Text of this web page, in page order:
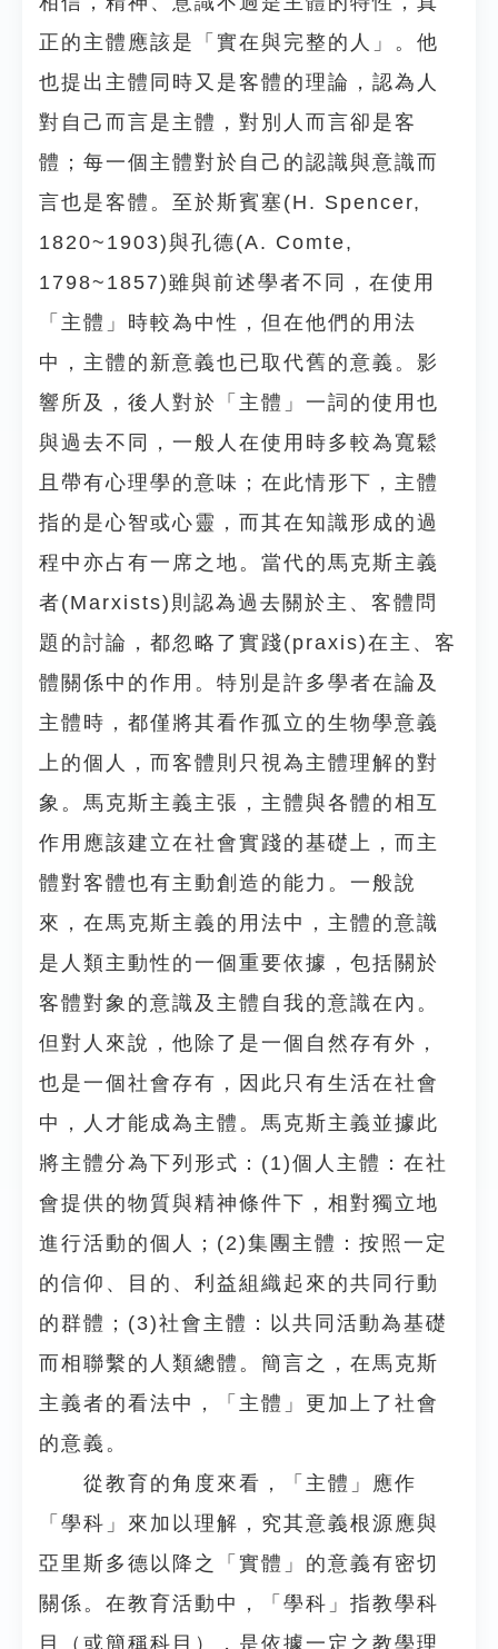
正的主體應該是「實在與完整的人」。他
也提出主體同時又是客體的理論，認為人
對自己而言是主體，對別人而言卻是客
體；每一個主體對於自己的認識與意識而
言也是客體。至於斯賓塞(H. Spencer,
1820~1903)與孔德(A. Comte,
1798~1857)雖與前述學者不同，在使用
「主體」時較為中性，但在他們的用法
中，主體的新意義也已取代舊的意義。影
響所及，後人對於「主體」一詞的使用也
與過去不同，一般人在使用時多較為寬鬆
且帶有心理學的意味；在此情形下，主體
指的是心智或心靈，而其在知識形成的過
程中亦占有一席之地。當代的馬克斯主義
者(Marxists)則認為過去關於主、客體問
題的討論，都忽略了實踐(praxis)在主、客
體關係中的作用。特別是許多學者在論及
主體時，都僅將其看作孤立的生物學意義
上的個人，而客體則只視為主體理解的對
象。馬克斯主義主張，主體與各體的相互
作用應該建立在社會實踐的基礎上，而主
體對客體也有主動創造的能力。一般說
來，在馬克斯主義的用法中，主體的意識
是人類主動性的一個重要依據，包括關於
客體對象的意識及主體自我的意識在內。
但對人來說，他除了是一個自然存有外，
也是一個社會存有，因此只有生活在社會
中，人才能成為主體。馬克斯主義並據此
將主體分為下列形式：(1)個人主體：在社
會提供的物質與精神條件下，相對獨立地
進行活動的個人；(2)集團主體：按照一定
的信仰、目的、利益組織起來的共同行動
的群體；(3)社會主體：以共同活動為基礎
而相聯繫的人類總體。簡言之，在馬克斯
主義者的看法中，「主體」更加上了社會
的意義。
從教育的角度來看，「主體」應作
「學科」來加以理解，究其意義根源應與
亞里斯多德以降之「實體」的意義有密切
關係。在教育活動中，「學科」指教學科
目（或簡稱科目），是依據一定之教學理